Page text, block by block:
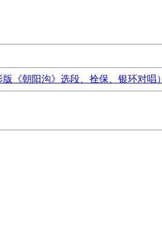
《朝阳沟》选段、拴保、银环对唱）